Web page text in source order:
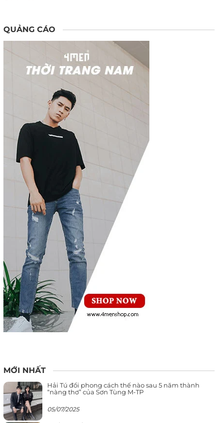
QUẢNG CÁO
MỚI NHẤT
Hải Tú đổi phong cách thế nào sau 5 năm thành
“nàng thơ” của Sơn Tùng M-TP
05/07/2025